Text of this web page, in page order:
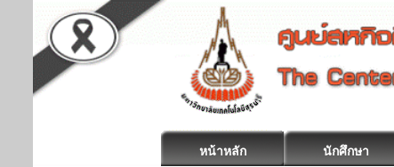
หน้าหลัก นักศึกษา